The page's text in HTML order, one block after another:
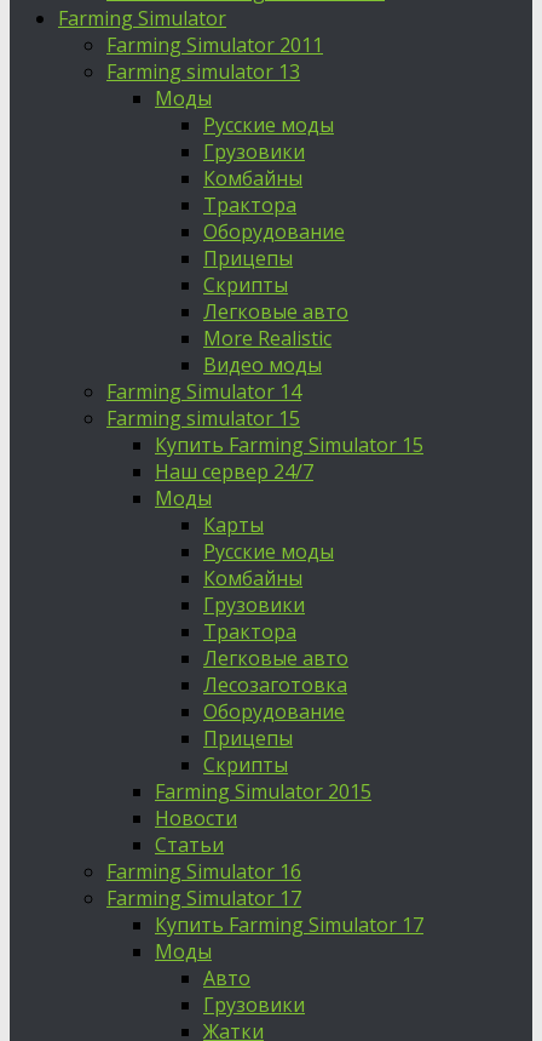
Farming Simulator
Farming Simulator 2011
Farming simulator 13
Моды
Русские моды
Грузовики
Комбайны
Трактора
Оборудование
Прицепы
Скрипты
Легковые авто
More Realistic
Видео моды
Farming Simulator 14
Farming simulator 15
Купить Farming Simulator 15
Наш сервер 24/7
Моды
Карты
Русские моды
Комбайны
Грузовики
Трактора
Легковые авто
Лесозаготовка
Оборудование
Прицепы
Скрипты
Farming Simulator 2015
Новости
Статьи
Farming Simulator 16
Farming Simulator 17
Купить Farming Simulator 17
Моды
Авто
Грузовики
Жатки